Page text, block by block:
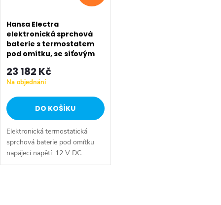
Hansa Electra
elektronická sprchová
baterie s termostatem
pod omítku, se síťovým
80909001
23 182 Kč
Na objednání
DO KOŠÍKU
Elektronická termostatická
sprchová baterie pod omítku
napájecí napětí: 12 V DC
ochranné krytí: IP 55 průtok: